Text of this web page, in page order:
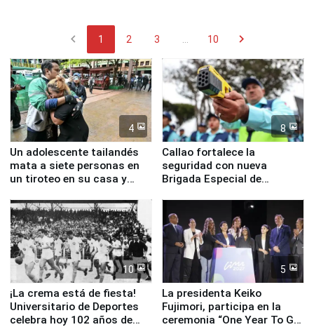
chevron_left 1 2 3 10 chevron_right
4
Un adolescente tailandés
mata a siete personas en
un tiroteo en su casa y
8
Callao fortalece la
seguridad con nueva
Brigada Especial de
equipamiento para
Serenazgo
10
¡La crema está de fiesta!
Universitario de Deportes
celebra hoy 102 años de
5
La presidenta Keiko
Fujimori, participa en la
ceremonia “One Year To Go